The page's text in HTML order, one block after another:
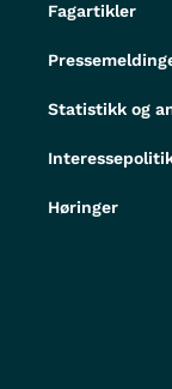
Fagartikler
Statistikk og
Høringer